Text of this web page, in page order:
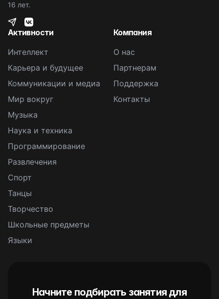
16 лет.
Активности
Интеллект
Карьера и будущее
Коммуникации и медиа
Мир вокруг
Музыка
Наука и техника
Программирование
Развлечения
Спорт
Танцы
Творчество
Школьные предметы
Языки
Компания
О нас
Партнерам
Поддержка
Контакты
Начните подбирать занятия для